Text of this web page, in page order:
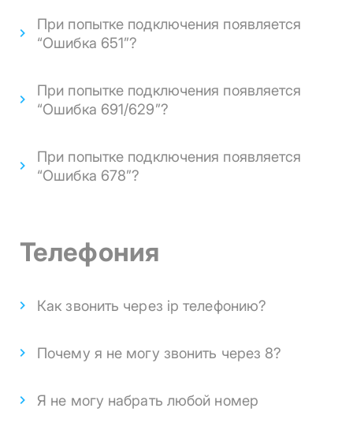
При попытке подключения появляется
“Oшибка 651”?
При попытке подключения появляется
“Oшибка 691/629”?
При попытке подключения появляется
“Oшибка 678”?
Телефония
Как звонить через ip телефонию?
Почему я не могу звонить через 8?
Я не могу набрать любой номер